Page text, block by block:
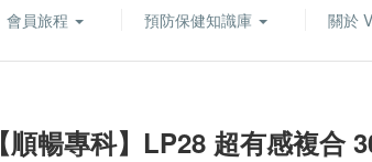
會員旅程 預防保健知識庫 關於
【順暢專科】LP28 超有感複合